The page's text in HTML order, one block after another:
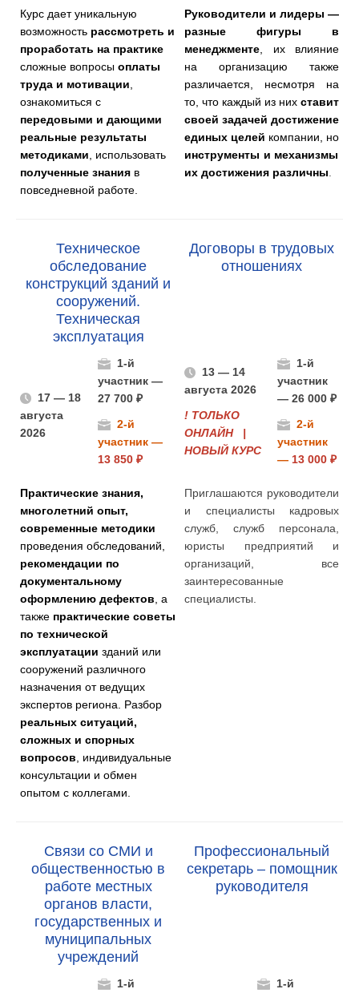
Курс дает уникальную
возможность рассмотреть и
проработать на практике
сложные вопросы оплаты
труда и мотивации
ознакомиться с
передовыми и дающими
реальные результаты
методиками , использовать
полученные знания в
повседневной работе.
Руководители и лидеры —
разные фигуры в
менеджменте , их влияние
на организацию также
различается, несмотря на
то, что каждый из них ставит
своей задачей достижение
единых целей компании, но
инструменты и механизмы
их достижения различны
Техническое
обследование
конструкций зданий и
сооружений.
Техническая
эксплуатация
Договоры в трудовых
отношениях
17 — 18
августа
2026
1-й
участник —
27 700 ₽
2-й
участник —
13 850 ₽
13 — 14
августа 2026
! ТОЛЬКО
ОНЛАЙН |
НОВЫЙ КУРС
1-й
участник
— 26 000 ₽
2-й
участник
— 13 000 ₽
Практические знания,
многолетний опыт,
современные методики
проведения обследований,
рекомендации по
документальному
оформлению дефектов , а
также практические советы
по технической
эксплуатации зданий или
сооружений различного
назначения от ведущих
экспертов региона. Разбор
реальных ситуаций,
сложных и спорных
вопросов , индивидуальные
консультации и обмен
опытом с коллегами.
Приглашаются руководители
и специалисты кадровых
служб, служб персонала,
юристы предприятий и
организаций, все
заинтересованные
специалисты.
Связи со СМИ и
общественностью в
работе местных
органов власти,
государственных и
муниципальных
учреждений
Профессиональный
секретарь – помощник
руководителя
1-й
1-й